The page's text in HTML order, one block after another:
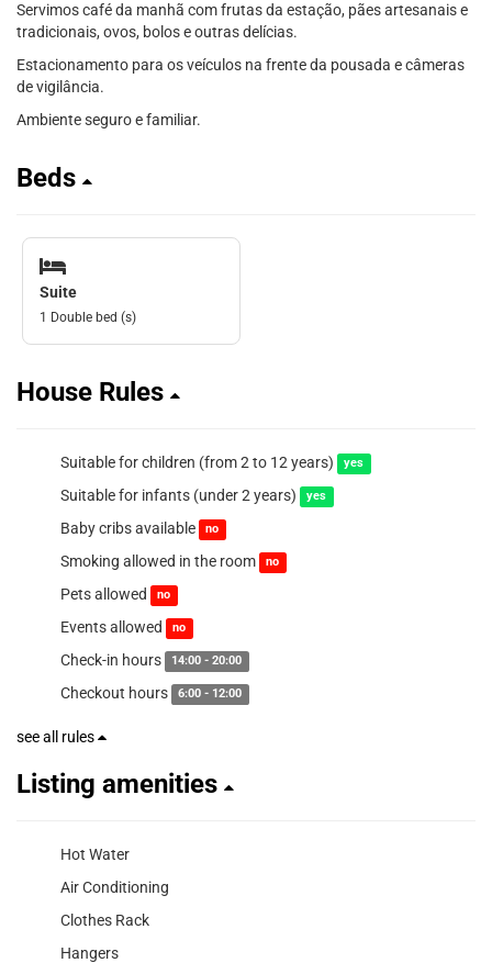
Servimos café da manhã com frutas da estação, pães artesanais e
tradicionais, ovos, bolos e outras delícias.
Estacionamento para os veículos na frente da pousada e câmeras
de vigilância.
Ambiente seguro e familiar.
Beds
Suite
1 Double bed (s)
House Rules
Suitable for children (from 2 to 12 years) yes
Suitable for infants (under 2 years) yes
Baby cribs available no
Smoking allowed in the room no
Pets allowed no
Events allowed no
Check-in hours 14:00 - 20:00
Checkout hours 6:00 - 12:00
see all rules
Listing amenities
Hot Water
Air Conditioning
Clothes Rack
Hangers